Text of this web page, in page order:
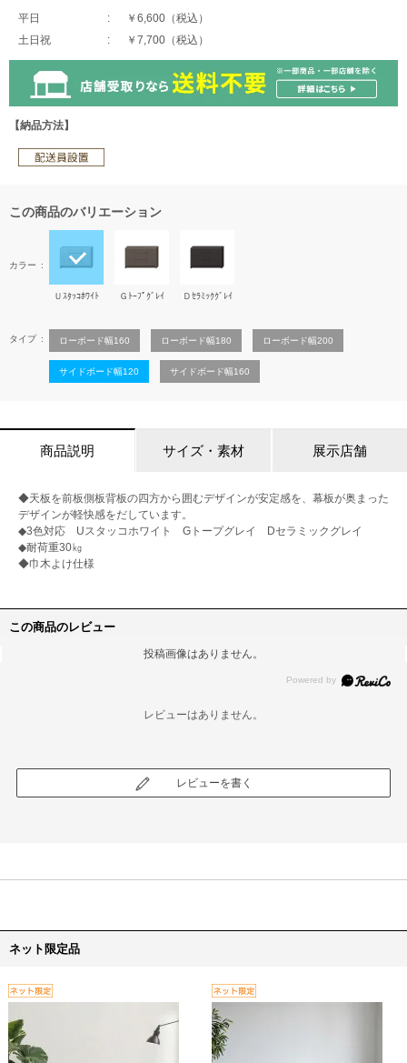
平日
￥6,600（税込）
土日祝
￥7,700（税込）
【納品方法】
この商品のバリエーション
カラー
Ｕｽﾀｯｺﾎﾜｲﾄ Ｇﾄｰﾌﾟｸﾞﾚｲ Ｄｾﾗﾐｯｸｸﾞﾚｲ
タイプ ローボード幅160 ローボード幅180 ローボード幅200
サイドボード幅120 サイドボード幅160
商品説明 サイズ・素材 展示店舗
◆天板を前板側板背板の四方から囲むデザインが安定感を、幕板が奥まった
デザインが軽快感をだしています。
◆3色対応 Uスタッコホワイト Gトープグレイ Dセラミックグレイ
◆耐荷重30㎏
◆巾木よけ仕様
この商品のレビュー
投稿画像はありません。
レビューはありません。
レビューを書く
ネット限定品